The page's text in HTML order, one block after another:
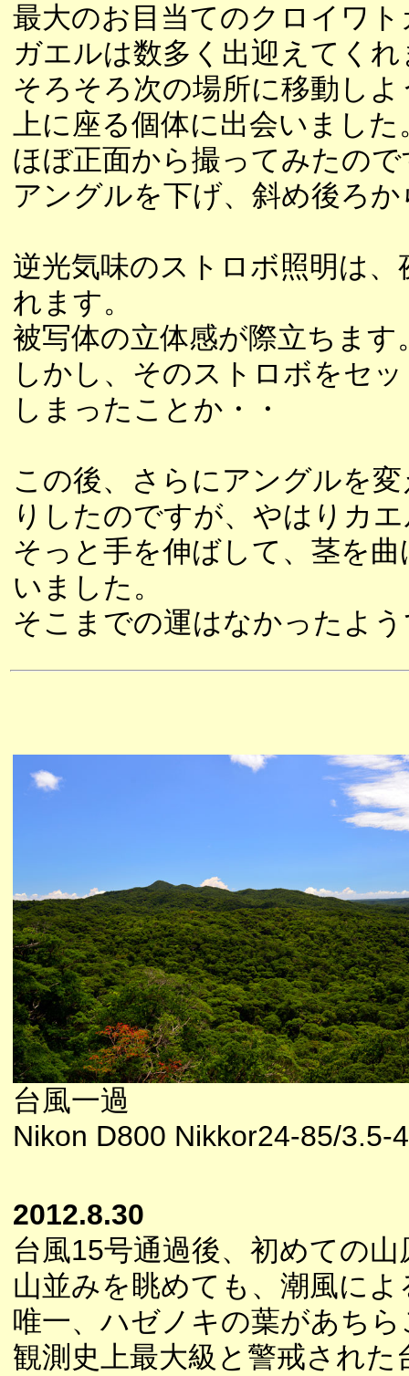
最大のお目当てのクロイワ
ガエルは数多く出迎えてく
そろそろ次の場所に移動し
上に座る個体に出会いました
ほぼ正面から撮ってみたの
アングルを下げ、斜め後ろ
逆光気味のストロボ照明は
れます。
被写体の立体感が際立ちます
しかし、そのストロボをセ
しまったことか・・
この後、さらにアングルを
りしたのですが、やはりカ
そっと手を伸ばして、茎を
いました。
そこまでの運はなかったよ
台風一過
Nikon D800 Nikkor24-85/3.5-
2012.8.30
台風15号通過後、初めての
山並みを眺めても、潮風に
唯一、ハゼノキの葉があち
観測史上最大級と警戒され